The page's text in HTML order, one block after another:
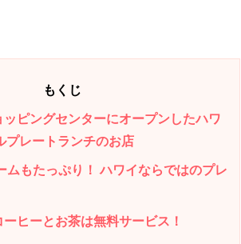
もくじ
ッピングセンターにオープンしたハワ
プレートランチのお店
ムもたっぷり！ ハワイならではのプレ
ヒーとお茶は無料サービス！